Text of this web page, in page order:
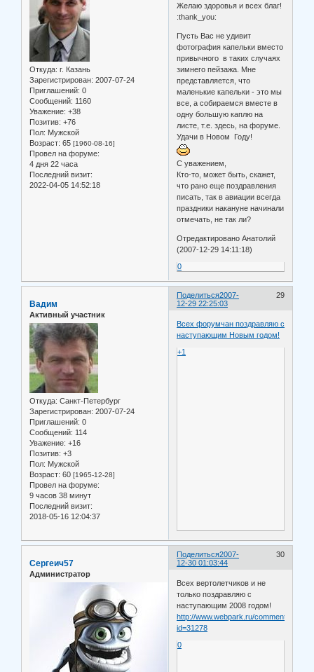
Откуда: г. Казань
Зарегистрирован: 2007-07-24
Приглашений: 0
Сообщений: 1160
Уважение: +38
Позитив: +76
Пол: Мужской
Возраст: 65 [1960-08-16]
Провел на форуме:
4 дня 22 часа
Последний визит:
2022-04-05 14:52:18
Желаю здоровья и всех благ!
:thank_you:
Пусть Вас не удивит
фотография капельки вместо
привычного в таких случаях
зимнего пейзажа. Мне
представляется, что
маленькие капельки - это мы
все, а собираемся вместе в
одну большую каплю на
листе, т.е. здесь, на форуме.
Удачи в Новом Году!
С уважением,
Кто-то, может быть, скажет,
что рано еще поздравления
писать, так в авиации всегда
праздники накануне начинали
отмечать, не так ли?
Отредактировано Анатолий
(2007-12-29 14:11:18)
0
Поделиться 29
2007-
12-29 22:25:03
Вадим
Активный участник
Откуда: Санкт-Петербург
Зарегистрирован: 2007-07-24
Приглашений: 0
Сообщений: 114
Уважение: +16
Позитив: +3
Пол: Мужской
Возраст: 60 [1965-12-28]
Провел на форуме:
9 часов 38 минут
Последний визит:
2018-05-16 12:04:37
Всех форумчан поздравляю с
наступающим Новым годом!
+1
Поделиться 30
2007-
12-30 01:03:44
Сергеич57
Администратор
Всех вертолетчиков и не
только поздравляю с
наступающим 2008 годом!
http://www.webpark.ru/comments.php?
id=31278
0